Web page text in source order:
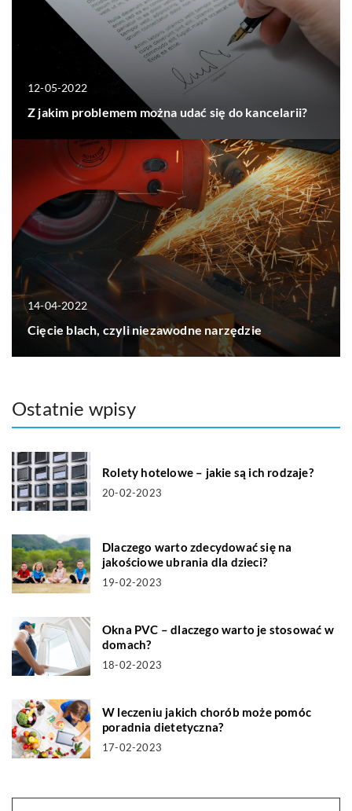
12-05-2022
Z jakim problemem można udać się do kancelarii?
14-04-2022
Cięcie blach, czyli niezawodne narzędzie
Ostatnie wpisy
Rolety hotelowe – jakie są ich rodzaje?
20-02-2023
Dlaczego warto zdecydować się na
jakościowe ubrania dla dzieci?
19-02-2023
Okna PVC – dlaczego warto je stosować w
domach?
18-02-2023
W leczeniu jakich chorób może pomóc
poradnia dietetyczna?
17-02-2023